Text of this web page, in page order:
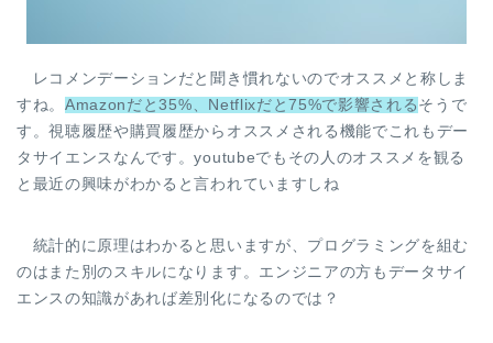
レコメンデーションだと聞き慣れないのでオススメと称しま
すね。Amazonだと35%、Netflixだと75%で影響される そうで
す。視聴履歴や購買履歴からオススメされる機能でこれもデー
タサイエンスなんです。youtubeでもその人のオススメを観る
と最近の興味がわかると言われていますしね
統計的に原理はわかると思いますが、プログラミングを組む
のはまた別のスキルになります。エンジニアの方もデータサイ
エンスの知識があれば差別化になるのでは？